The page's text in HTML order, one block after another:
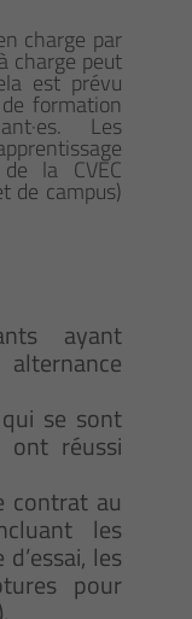
charge par
charge peut
est prévu
formation
Les
la CVEC
de campus)
ayant
se sont
ont réussi
contrat au
les
les
pour